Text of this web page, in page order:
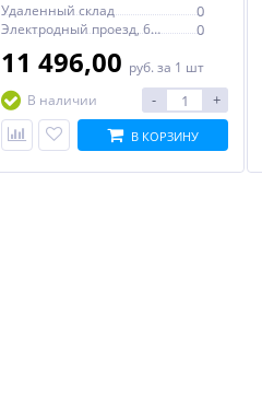
Удаленный склад 0
Электродный проезд, 6с1 0
11 496,00 руб. за 1 шт
В наличии
- +
В КОРЗИНУ